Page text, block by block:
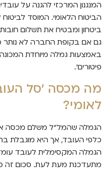
המנגנון המרכזי להגנה על
הביטוח הלאומי. המוסד
ביטחון ומבטיח את תשלום חובות
גם אם בקופת החברה לא
באמצעות גמלה מיוחדת המכונה
פיטורים'.
מה מכסה 'סל
לאומי?
הגמלה שהמל"ל משלם מכסה
מתעדכנת מעת לעת. סכום זה